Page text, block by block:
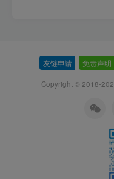
友链申请 免责声明
Copyright © 2018-